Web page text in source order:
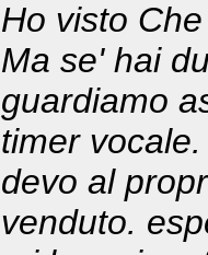
Ho visto
Ma se' hai
guardiamo
timer
devo al
venduto.